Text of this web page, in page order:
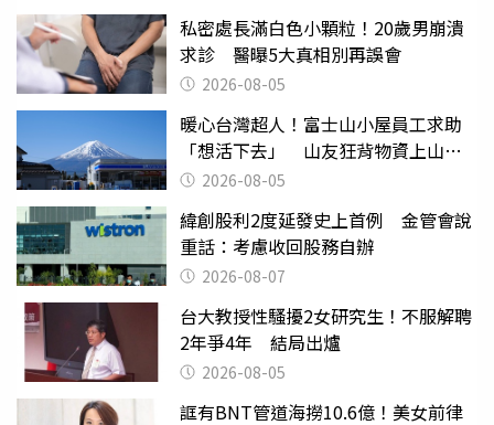
私密處長滿白色小顆粒！20歲男崩潰
求診 醫曝5大真相別再誤會
2026-08-05
暖心台灣超人！富士山小屋員工求助
「想活下去」 山友狂背物資上山：
台灣真的是寶島
2026-08-05
緯創股利2度延發史上首例 金管會說
重話：考慮收回股務自辦
2026-08-07
台大教授性騷擾2女研究生！不服解聘
2年爭4年 結局出爐
2026-08-05
誆有BNT管道海撈10.6億！美女前律